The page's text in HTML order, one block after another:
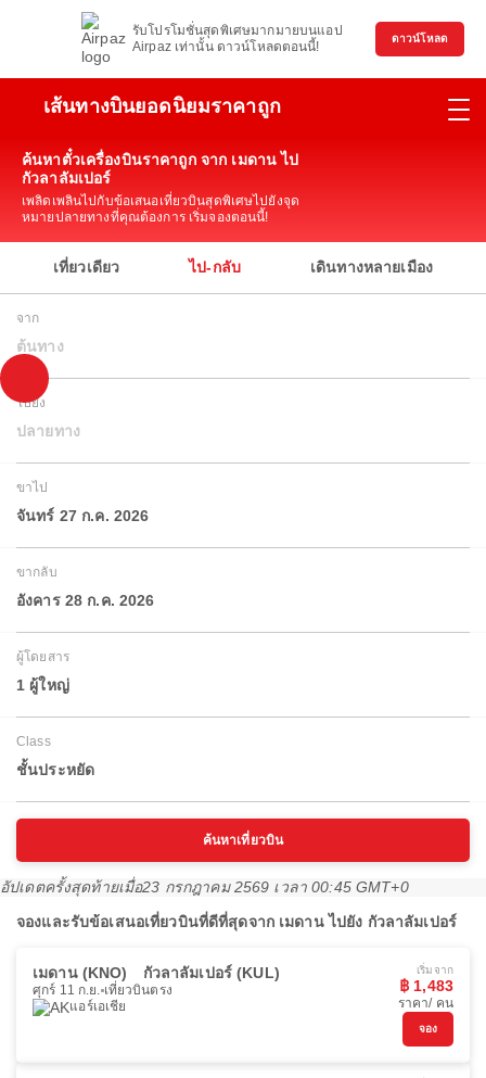
รับโปรโมชั่นสุดพิเศษมากมายบนแอป
Airpaz เท่านั้น ดาวน์โหลดตอนนี้!
ดาวน์โหลด
เส้นทางบินยอดนิยมราคาถูก
ค้นหาตั๋วเครื่องบินราคาถูก จาก เมดาน ไป
กัวลาลัมเปอร์
เพลิดเพลินไปกับข้อเสนอเที่ยวบินสุดพิเศษไปยังจุด
หมายปลายทางที่คุณต้องการ เริ่มจองตอนนี้!
เที่ยวเดียว ไป-กลับ เดินทางหลายเมือง
จาก
ต้นทาง
ไปยัง
ปลายทาง
ขาไป
จันทร์ 27 ก.ค. 2026
ขากลับ
อังคาร 28 ก.ค. 2026
ผู้โดยสาร
1 ผู้ใหญ่
Class
ชั้นประหยัด
ค้นหาเที่ยวบิน
อัปเดตครั้งสุดท้ายเมื่อ23 กรกฎาคม 2569 เวลา 00:45 GMT+0
จองและรับข้อเสนอเที่ยวบินที่ดีที่สุดจาก เมดาน ไปยัง กัวลาลัมเปอร์
เมดาน (KNO) กัวลาลัมเปอร์ (KUL)
ศุกร์ 11 ก.ย. เที่ยวบินตรง
แอร์เอเชีย
เริ่มจาก
฿ 1,483
ราคา/ คน
จอง